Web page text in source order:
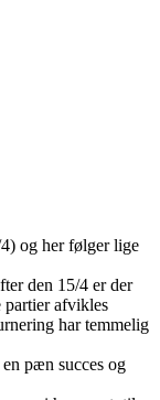
og her følger lige
den 15/4 er der
partier afvikles
har temmelig
pæn succes og